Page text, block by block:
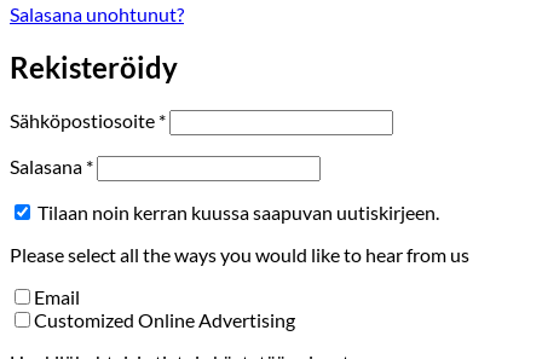
Salasana unohtunut?
Rekisteröidy
Sähköpostiosoite *Vaaditaan
Salasana *Vaaditaan
Tilaan noin kerran kuussa saapuvan uutiskirjeen.
Please select all the ways you would like to hear from us
Email
Customized Online Advertising